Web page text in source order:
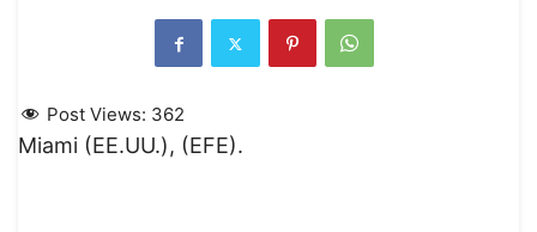
Post Views: 362
Miami (EE.UU.), (EFE).